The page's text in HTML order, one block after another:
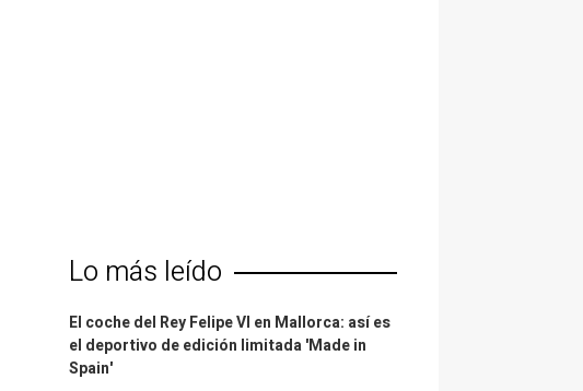
Lo más leído
El coche del Rey Felipe VI en Mallorca: así es
el deportivo de edición limitada 'Made in
Spain'